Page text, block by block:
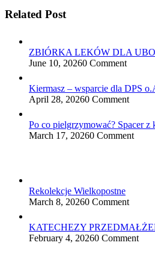
Related Post
ZBIÓRKA LEKÓW DLA
June 10, 20260 Comment
Kiermasz – wsparcie dla DPS
April 28, 20260 Comment
Po co pielgrzymować? Spacer z
March 17, 20260 Comment
Rekolekcje Wielkopostne
March 8, 20260 Comment
KATECHEZY
February 4, 20260 Comment